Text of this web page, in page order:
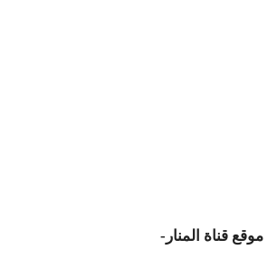
موقع قناة المنار-